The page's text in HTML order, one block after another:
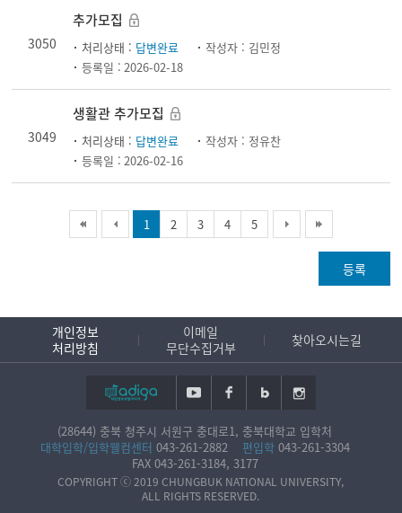
3050
추가모집
처리상태 : 답변완료 작성자 : 김민정
등록일 : 2026-02-18
3049
생활관 추가모집
처리상태 : 답변완료 작성자 : 정유찬
등록일 : 2026-02-16
1 2 3 4 5
등록
개인정보
처리방침
이메일
무단수집거부
찾아오시는길
(28644) 충북 청주시 서원구 충대로1, 충북대학교 입학처
대학입학/입학웰컴센터 043-261-2882 편입학 043-261-3304
FAX 043-261-3184, 3177
COPYRIGHT ⓒ 2019 CHUNGBUK NATIONAL UNIVERSITY,
ALL RIGHTS RESERVED.